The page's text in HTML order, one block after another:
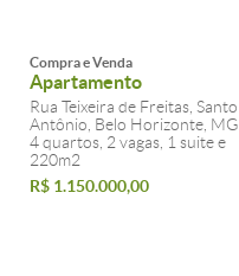
Compra e Venda
Apartamento
Rua Teixeira de Freitas, Santo
Antônio, Belo Horizonte, MG
4 quartos, 2 vagas, 1 suite e
220m2
R$ 1.150.000,00